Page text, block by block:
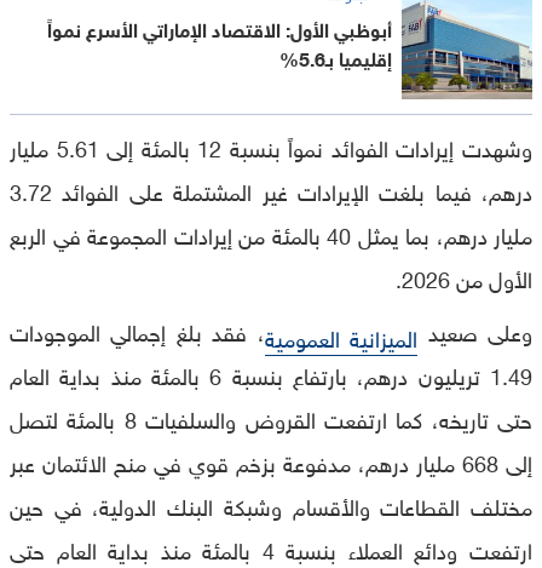
أبوظبي الأول: الاقتصاد الإماراتي الأسرع نمواً
إقليميا بـ5.6%
وشهدت إيرادات الفوائد نمواً بنسبة 12 بالمئة إلى 5.61 مليار
درهم، فيما بلغت الإيرادات غير المشتملة على الفوائد 3.72
مليار درهم، بما يمثل 40 بالمئة من إيرادات المجموعة في الربع
الأول من 2026.
وعلى صعيد الميزانية العمومية، فقد بلغ إجمالي الموجودات
1.49 تريليون درهم، بارتفاع بنسبة 6 بالمئة منذ بداية العام
حتى تاريخه، كما ارتفعت القروض والسلفيات 8 بالمئة لتصل
إلى 668 مليار درهم، مدفوعة بزخم قوي في منح الائتمان عبر
مختلف القطاعات والأقسام وشبكة البنك الدولية، في حين
ارتفعت ودائع العملاء بنسبة 4 بالمئة منذ بداية العام حتى